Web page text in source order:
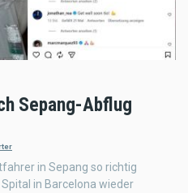
Sepang-Abflug
in Sepang so richtig
in Barcelona wieder